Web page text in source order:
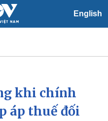
English
Xã hội
Tin 24h
Dự báo thời tiết
khi chính
áp thuế đối